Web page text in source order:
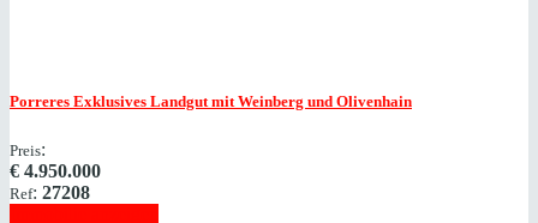
Porreres Exklusives Landgut mit Weinberg und Olivenhain
Preis:
€ 4.950.000
Ref: 27208